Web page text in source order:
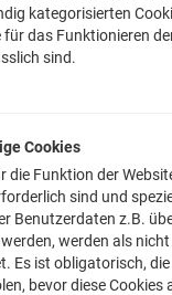
Fun
kategorisierten
für das Funktionieren
sind.
Cookies
die Funktion der
sind und
Benutzerdaten z.B.
werden als
Es ist obligatorisch,
bevor diese Cookies